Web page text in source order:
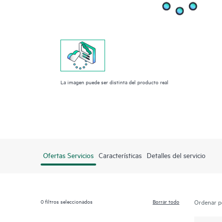
La imagen puede ser distinta del producto real
Ofertas Servicios Características Detalles del servicio
0filtros seleccionados Borrar todo Ordenar